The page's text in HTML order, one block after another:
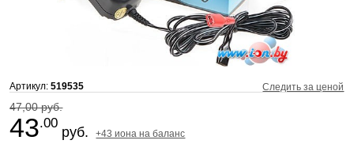
Артикул:519535 Следить за ценой
47,00 руб.
43.00
руб. +43 иона на баланс